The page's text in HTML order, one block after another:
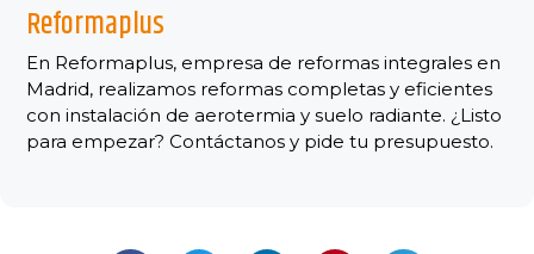
Reformaplus
En Reformaplus, empresa de reformas integrales en
Madrid, realizamos reformas completas y eficientes
con instalación de aerotermia y suelo radiante. ¿Listo
para empezar? Contáctanos y pide tu presupuesto.